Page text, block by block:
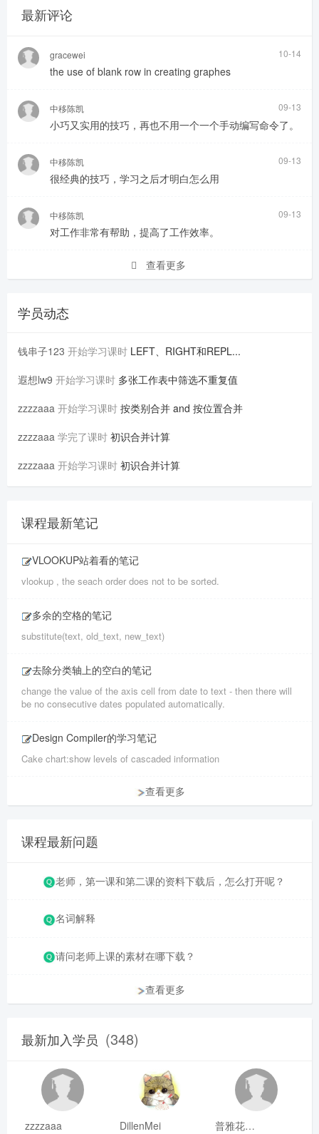
最新评论
gracewei 10-14
the use of blank row in creating graphes
中移陈凯 09-13
小巧又实用的技巧，再也不用一个一个手动编写命令了。
中移陈凯 09-13
很经典的技巧，学习之后才明白怎么用
中移陈凯 09-13
对工作非常有帮助，提高了工作效率。
查看更多
学员动态
钱串子123 开始学习课时 LEFT、RIGHT和REPL...
遐想lw9 开始学习课时 多张工作表中筛选不重复值
zzzzaaa 开始学习课时 按类别合并 and 按位置合并
zzzzaaa 学完了课时 初识合并计算
zzzzaaa 开始学习课时 初识合并计算
课程最新笔记
VLOOKUP站着看的笔记
vlookup , the seach order does not to be sorted.
多余的空格的笔记
substitute(text, old_text, new_text)
去除分类轴上的空白的笔记
change the value of the axis cell from date to text - then there will
be no consecutive dates populated automatically.
Design Compiler的学习笔记
Cake chart:show levels of cascaded information
查看更多
课程最新问题
老师，第一课和第二课的资料下载后，怎么打开呢？
名词解释
请问老师上课的素材在哪下载？
查看更多
最新加入学员 (348)
zzzzaaa DillenMei 普雅花qya